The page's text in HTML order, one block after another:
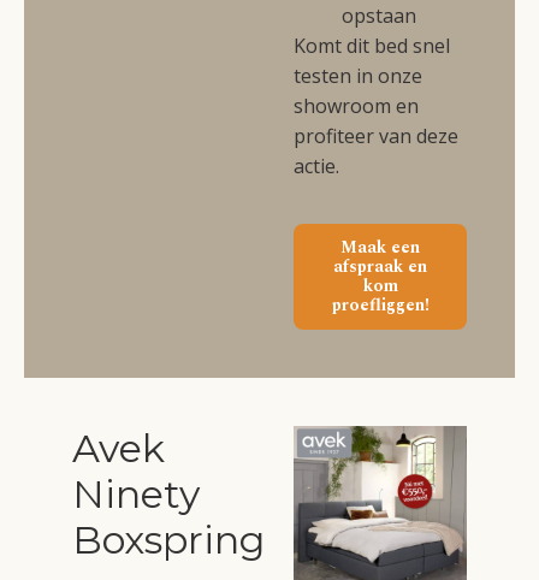
opstaan
Komt dit bed snel
testen in onze
showroom en
profiteer van deze
actie.
Maak een
afspraak en
kom
proefliggen!
Avek
Ninety
Boxspring